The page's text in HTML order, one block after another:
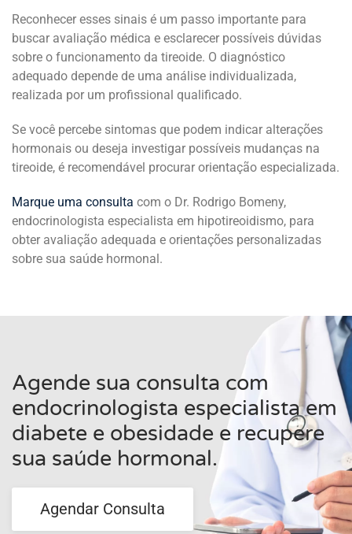
Reconhecer esses sinais é um passo importante para
buscar avaliação médica e esclarecer possíveis dúvidas
sobre o funcionamento da tireoide. O diagnóstico
adequado depende de uma análise individualizada,
realizada por um profissional qualificado.
Se você percebe sintomas que podem indicar alterações
hormonais ou deseja investigar possíveis mudanças na
tireoide, é recomendável procurar orientação especializada.
Marque uma consulta com o Dr. Rodrigo Bomeny,
endocrinologista especialista em hipotireoidismo, para
obter avaliação adequada e orientações personalizadas
sobre sua saúde hormonal.
Agende sua consulta com
endocrinologista especialista em
diabete e obesidade e recupere
sua saúde hormonal.
Agendar Consulta